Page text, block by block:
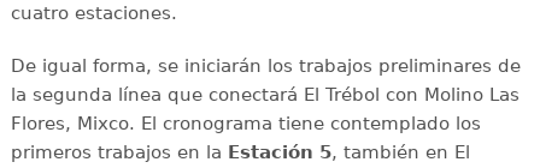
cuatro estaciones.
De igual forma, se iniciarán los trabajos preliminares de
la segunda línea que conectará El Trébol con Molino Las
Flores, Mixco. El cronograma tiene contemplado los
primeros trabajos en la Estación 5, también en El